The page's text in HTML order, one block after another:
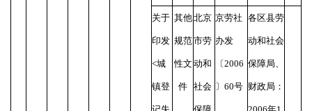
关于
印发
<城
镇登
其他
规范
性文
件
北京
市劳
动和
社会
京劳社
办发
〔2006
〕60号
各区县劳
动和社会
保障局、
财政局：